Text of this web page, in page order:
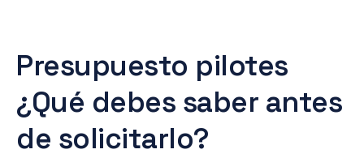
Presupuesto pilotes
¿Qué debes saber antes
de solicitarlo?